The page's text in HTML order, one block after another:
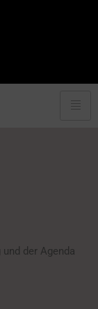
der Agenda